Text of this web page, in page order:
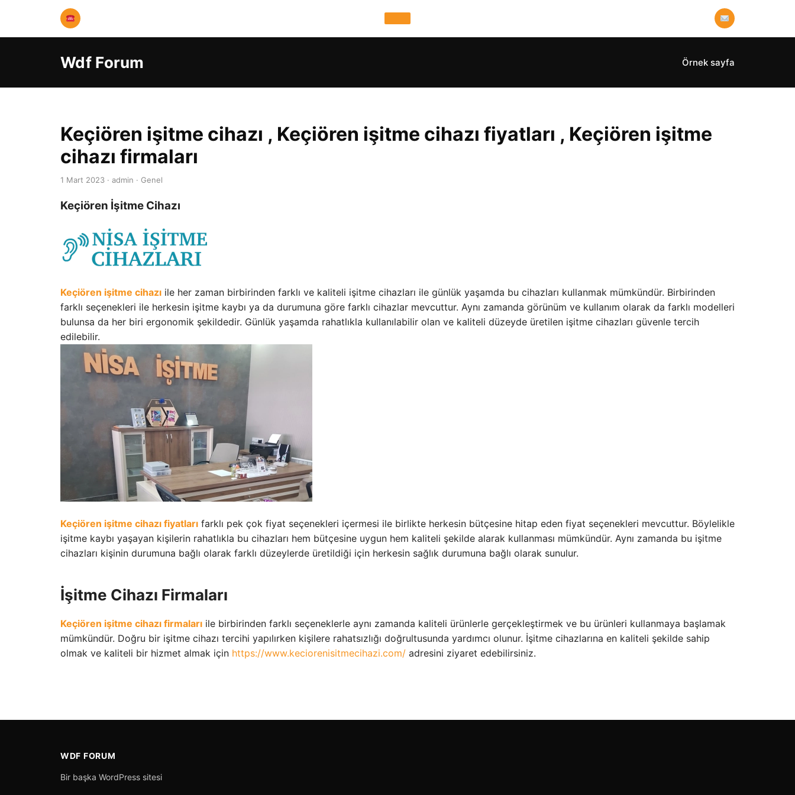
Wdf Forum Örnek sayfa
Keçiören işitme cihazı , Keçiören işitme cihazı fiyatları , Keçiören işitme
cihazı firmaları
1 Mart 2023 · admin · Genel
Keçiören İşitme Cihazı
Keçiören işitme cihazı ile her zaman birbirinden farklı ve kaliteli işitme cihazları ile günlük yaşamda bu cihazları kullanmak mümkündür. Birbirinden
farklı seçenekleri ile herkesin işitme kaybı ya da durumuna göre farklı cihazlar mevcuttur. Aynı zamanda görünüm ve kullanım olarak da farklı modelleri
bulunsa da her biri ergonomik şekildedir. Günlük yaşamda rahatlıkla kullanılabilir olan ve kaliteli düzeyde üretilen işitme cihazları güvenle tercih
edilebilir.
Keçiören işitme cihazı fiyatları farklı pek çok fiyat seçenekleri içermesi ile birlikte herkesin bütçesine hitap eden fiyat seçenekleri mevcuttur. Böylelikle
işitme kaybı yaşayan kişilerin rahatlıkla bu cihazları hem bütçesine uygun hem kaliteli şekilde alarak kullanması mümkündür. Aynı zamanda bu işitme
cihazları kişinin durumuna bağlı olarak farklı düzeylerde üretildiği için herkesin sağlık durumuna bağlı olarak sunulur.
İşitme Cihazı Firmaları
Keçiören işitme cihazı firmaları ile birbirinden farklı seçeneklerle aynı zamanda kaliteli ürünlerle gerçekleştirmek ve bu ürünleri kullanmaya başlamak
mümkündür. Doğru bir işitme cihazı tercihi yapılırken kişilere rahatsızlığı doğrultusunda yardımcı olunur. İşitme cihazlarına en kaliteli şekilde sahip
olmak ve kaliteli bir hizmet almak için https://www.keciorenisitmecihazi.com/ adresini ziyaret edebilirsiniz.
WDF FORUM
Bir başka WordPress sitesi